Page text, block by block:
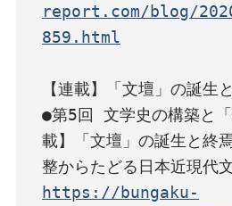
report.com/blog/
859.html
【連載】「文壇」の誕生
●第5回 文学史の構築と
載】「文壇」の誕生と終
https://bungaku-